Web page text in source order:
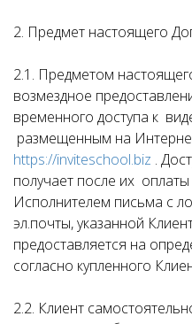
2. Предмет настоящего
2.1. Предметом
возмездное
временного доступа к
размещенным на
https://inviteschool.biz .
получает после их
Исполнителем письма с
эл.почты, указанной
предоставляется на
согласно купленного
2.2. Клиент